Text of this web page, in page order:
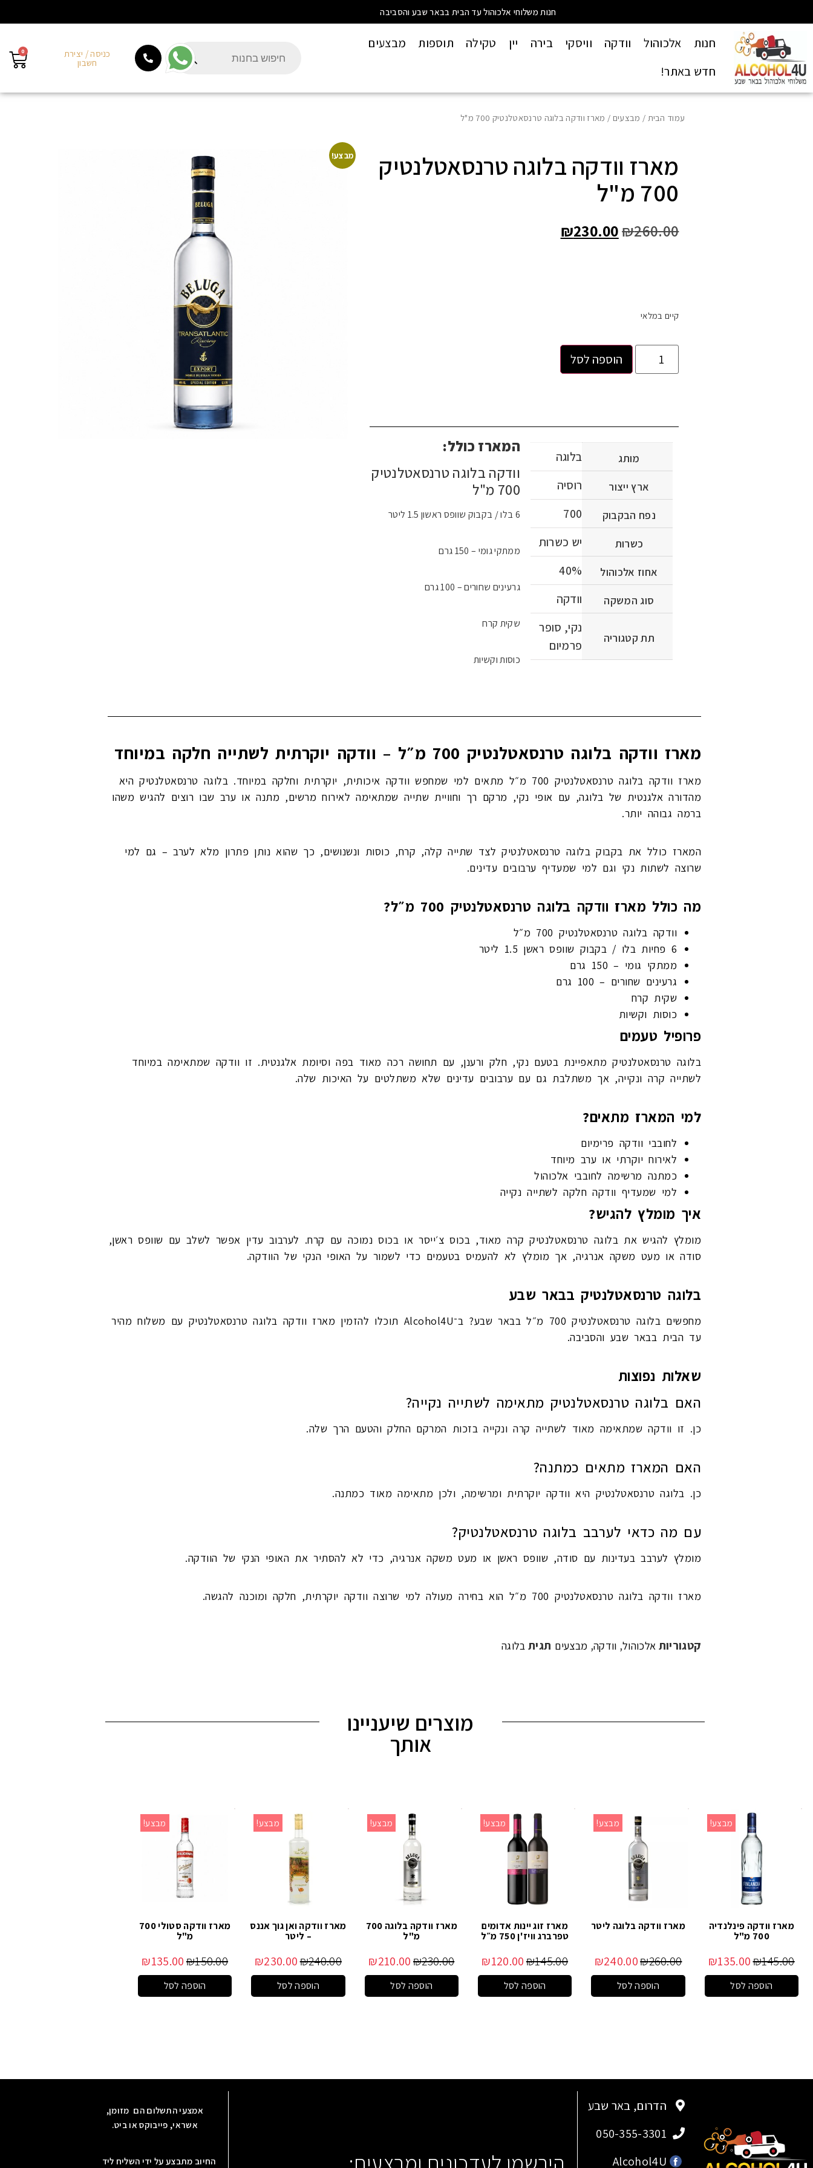
חנות משלוחי אלכוהול עד הבית בבאר שבע והסביבה
חנות אלכוהול וודקה וויסקי בירה יין טקילה תוספות
מבצעים
חדש באתר!
כניסה / יצירת
חשבון
0
עמוד הבית / מבצעים / מארז וודקה בלוגה טרנסאטלנטיק 700 מ"ל
מארז וודקה בלוגה טרנסאטלנטיק
700 מ"ל
₪260.00
₪230.00
קיים במלאי
הוספה לסל
מותג בלוגה
ארץ ייצור רוסיה
נפח הבקבוק 700
כשרות יש כשרות
אחוז אלכוהול 40%
סוג המשקה וודקה
תת קטגוריה
נקי, סופר
פרמיום
המארז כולל:
וודקה בלוגה טרנסאטלנטיק
700 מ"ל
6 בלו / בקבוק שוופס ראשון 1.5 ליטר
ממתקי גומי – 150 גרם
גרעינים שחורים – 100 גרם
שקית קרח
כוסות וקשיות
מבצע!
מארז וודקה בלוגה טרנסאטלנטיק 700 מ״ל – וודקה יוקרתית לשתייה חלקה במיוחד
מארז וודקה בלוגה טרנסאטלנטיק 700 מ״ל מתאים למי שמחפש וודקה איכותית, יוקרתית וחלקה במיוחד. בלוגה טרנסאטלנטיק היא
מהדורה אלגנטית של בלוגה, עם אופי נקי, מרקם רך וחוויית שתייה שמתאימה לאירוח מרשים, מתנה או ערב שבו רוצים להגיש משהו
ברמה גבוהה יותר.
המארז כולל את בקבוק בלוגה טרנסאטלנטיק לצד שתייה קלה, קרח, כוסות ונשנושים, כך שהוא נותן פתרון מלא לערב – גם למי
שרוצה לשתות נקי וגם למי שמעדיף ערבובים עדינים.
מה כולל מארז וודקה בלוגה טרנסאטלנטיק 700 מ״ל?
וודקה בלוגה טרנסאטלנטיק 700 מ״ל
6 פחיות בלו / בקבוק שוופס ראשן 1.5 ליטר
ממתקי גומי – 150 גרם
גרעינים שחורים – 100 גרם
שקית קרח
כוסות וקשיות
פרופיל טעמים
בלוגה טרנסאטלנטיק מתאפיינת בטעם נקי, חלק ורענן, עם תחושה רכה מאוד בפה וסיומת אלגנטית. זו וודקה שמתאימה במיוחד
לשתייה קרה ונקייה, אך משתלבת גם עם ערבובים עדינים שלא משתלטים על האיכות שלה.
למי המארז מתאים?
לחובבי וודקה פרימיום
לאירוח יוקרתי או ערב מיוחד
כמתנה מרשימה לחובבי אלכוהול
למי שמעדיף וודקה חלקה לשתייה נקייה
איך מומלץ להגיש?
מומלץ להגיש את בלוגה טרנסאטלנטיק קרה מאוד, בכוס צ׳ייסר או בכוס נמוכה עם קרח. לערבוב עדין אפשר לשלב עם שוופס ראשן,
סודה או מעט משקה אנרגיה, אך מומלץ לא להעמיס בטעמים כדי לשמור על האופי הנקי של הוודקה.
בלוגה טרנסאטלנטיק בבאר שבע
מחפשים בלוגה טרנסאטלנטיק 700 מ״ל בבאר שבע? ב־Alcohol4U תוכלו להזמין מארז וודקה בלוגה טרנסאטלנטיק עם משלוח מהיר
עד הבית בבאר שבע והסביבה.
שאלות נפוצות
האם בלוגה טרנסאטלנטיק מתאימה לשתייה נקייה?
כן. זו וודקה שמתאימה מאוד לשתייה קרה ונקייה בזכות המרקם החלק והטעם הרך שלה.
האם המארז מתאים כמתנה?
כן. בלוגה טרנסאטלנטיק היא וודקה יוקרתית ומרשימה, ולכן מתאימה מאוד כמתנה.
עם מה כדאי לערבב בלוגה טרנסאטלנטיק?
מומלץ לערבב בעדינות עם סודה, שוופס ראשן או מעט משקה אנרגיה, כדי לא להסתיר את האופי הנקי של הוודקה.
מארז וודקה בלוגה טרנסאטלנטיק 700 מ״ל הוא בחירה מעולה למי שרוצה וודקה יוקרתית, חלקה ומוכנה להגשה.
קטגוריות אלכוהול, וודקה, מבצעים תגית בלוגה
מוצרים שיעניינו
אותך
מבצע!
מארז וודקה פינלנדיה
700 מ"ל
₪145.00
₪135.00
הוספה לסל
מבצע!
מארז וודקה בלוגה ליטר
₪260.00
₪240.00
הוספה לסל
מבצע!
מארז זוג יינות אדומים
טפרברג וויז'ן 750 מ״ל
₪145.00
₪120.00
הוספה לסל
מבצע!
מארז וודקה בלוגה 700
מ"ל
₪230.00
₪210.00
הוספה לסל
מבצע!
מארז וודקה ואן גוך אננס
– ליטר
₪240.00
₪230.00
הוספה לסל
מבצע!
מארז וודקה סטולי 700
מ"ל
₪150.00
₪135.00
הוספה לסל
הדרום, באר שבע
050-355-3301
Alcohol4U
אמצעי התשלום הם מזומן,
אשראי, פייבוקס או ביט.
החיוב מתבצע על ידי השליח ליד